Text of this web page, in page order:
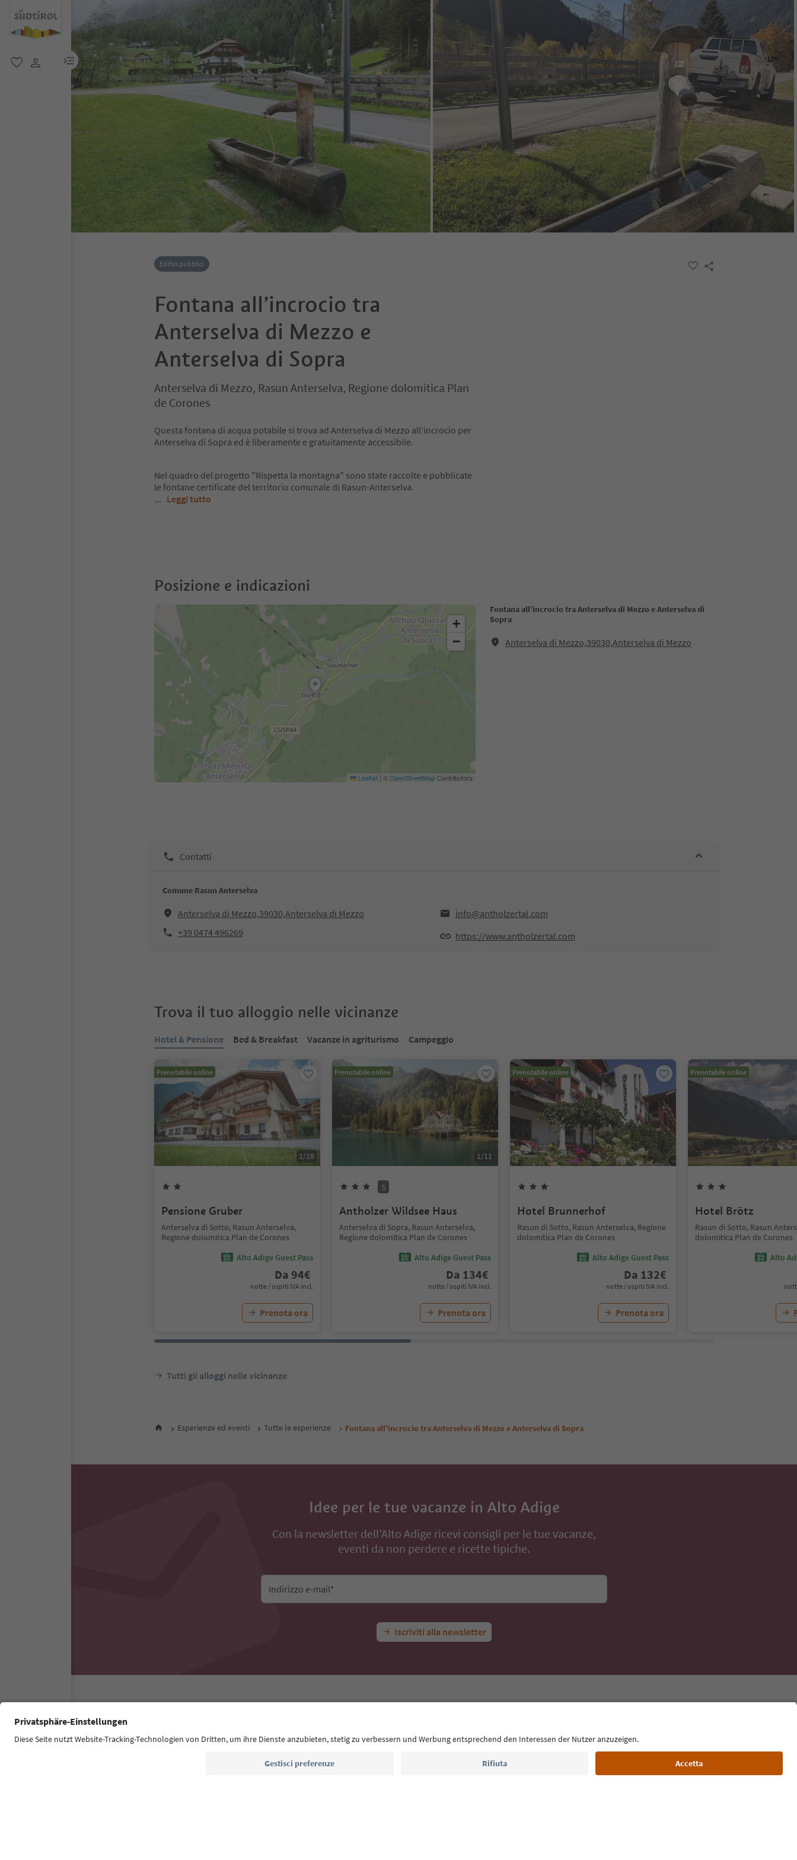
menu link
Edifici pubblici
Fontana all’incrocio tra
Anterselva di Mezzo e
Anterselva di Sopra
Anterselva di Mezzo, Rasun Anterselva, Regione dolomitica Plan
de Corones
Questa fontana di acqua potabile si trova ad Anterselva di Mezzo all'incrocio per
Anterselva di Sopra ed è liberamente e gratuitamente accessibile.
Nel quadro del progetto "Rispetta la montagna" sono state raccolte e pubblicate
le fontane certificate del territorio comunale di Rasun-Anterselva.
... Leggi tutto
Posizione e indicazioni
Fontana all’incrocio tra Anterselva di Mezzo e Anterselva di
Sopra
Anterselva di Mezzo,39030,Anterselva di Mezzo
+
−
Leaflet | ©OpenStreetMapContributors
Contatti
Comune Rasun Anterselva
Anterselva di Mezzo,39030,Anterselva di Mezzo
info@antholzertal.com
+39 0474 496269
https://www.antholzertal.com
Trova il tuo alloggio nelle vicinanze
Hotel & Pensione Bed & Breakfast Vacanze in agriturismo Campeggio
Prenotabile online
1/18
Pensione Gruber
Anterselva di Sotto, Rasun Anterselva,
Regione dolomitica Plan de Corones
Alto Adige Guest Pass
Da 94€
notte / ospiti IVA incl.
Prenota ora
Prenotabile online
1/11
S
Antholzer Wildsee Haus
Anterselva di Sopra, Rasun Anterselva,
Regione dolomitica Plan de Corones
Alto Adige Guest Pass
Da 134€
notte / ospiti IVA incl.
Prenota ora
Prenotabile online
Hotel Brunnerhof
Rasun di Sotto, Rasun Anterselva, Regione
dolomitica Plan de Corones
Alto Adige Guest Pass
Da 132€
notte / ospiti IVA incl.
Prenota ora
Prenotabile online
Hotel Brötz
Rasun di Sotto, Rasun
dolomitica Plan de Corones
Alto
Tutti gli alloggi nelle vicinanze
Esperienze ed eventi Tutte le esperienze Fontana all’incrocio tra Anterselva di Mezzo e Anterselva di Sopra
Idee per le tue vacanze in Alto Adige
Con la newsletter dell’Alto Adige ricevi consigli per le tue vacanze,
eventi da non perdere e ricette tipiche.
Indirizzo e-mail*
Iscriviti alla newsletter